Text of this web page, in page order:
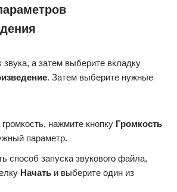
звука, а затем выберите вкладку
. Затем выберите нужные
нажмите кнопку Громкость
параметр.
способ запуска звукового файла,
Начать и выберите один из